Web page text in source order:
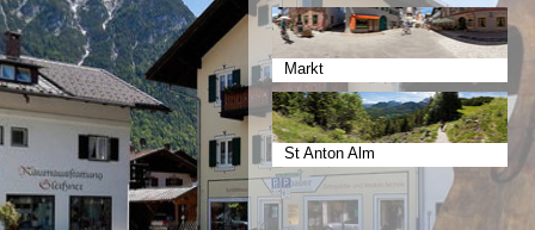
Markt
St Anton Alm